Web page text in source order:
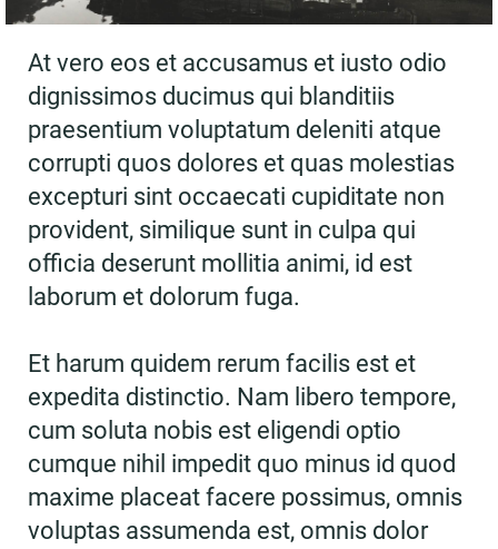
At vero eos et accusamus et iusto odio
dignissimos ducimus qui blanditiis
praesentium voluptatum deleniti atque
corrupti quos dolores et quas molestias
excepturi sint occaecati cupiditate non
provident, similique sunt in culpa qui
officia deserunt mollitia animi, id est
laborum et dolorum fuga.
Et harum quidem rerum facilis est et
expedita distinctio. Nam libero tempore,
cum soluta nobis est eligendi optio
cumque nihil impedit quo minus id quod
maxime placeat facere possimus, omnis
voluptas assumenda est, omnis dolor